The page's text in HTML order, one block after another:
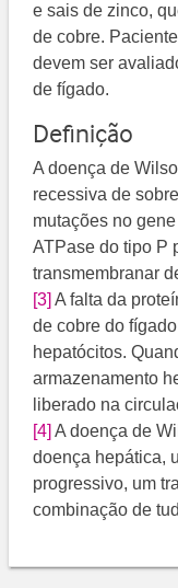
e sais de zinco,
de cobre.
devem ser
de fígado.
Definição
A doença de
recessiva de
mutações no
ATPase do tipo P
transmembranar
[3] A falta da
de cobre do
hepatócitos.
armazenamento
liberado na
[4] A doença de
doença hepática,
progressivo, um
combinação de